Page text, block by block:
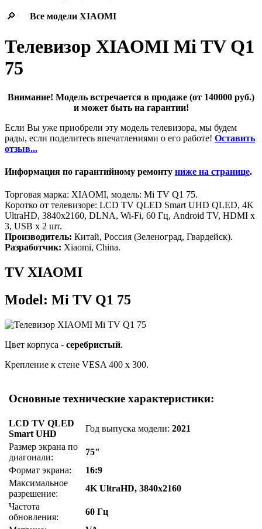
🔎 Все модели XIAOMI
Телевизор XIAOMI Mi TV Q1
75
Внимание! Модель встречается в продаже (от 140000 руб.)
и может быть на гарантии!
Если Вы уже приобрели эту модель телевизора, мы будем
рады, если поделитесь впечатлениями о его работе! Оставить
отзыв...
Информация по гарантийному ремонту ниже на странице.
Торговая марка: XIAOMI, модель: Mi TV Q1 75.
Коротко от телевизоре: LCD TV QLED Smart UHD QLED, 4K
UltraHD, 3840x2160, DLNA, Wi-Fi, 60 Гц, Android TV, HDMI х
3, USB х 2 шт.
Производитель: Китай, Россия (Зеленоград, Гвардейск).
Разработчик: Xiaomi, China.
TV XIAOMI
Model: Mi TV Q1 75
Цвет корпуса - серебристый.
Крепление к стене VESA 400 x 300.
Основные технические характеристики:
LCD TV QLED
Smart UHD
Год выпуска модели:2021
Размер экрана по
диагонали:
75"
Формат экрана:
16:9
Максимальное
разрешение:
4K UltraHD, 3840x2160
Частота
обновления:
60 Гц